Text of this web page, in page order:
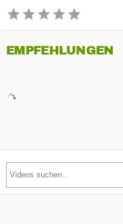
EMPFEHLUNGEN